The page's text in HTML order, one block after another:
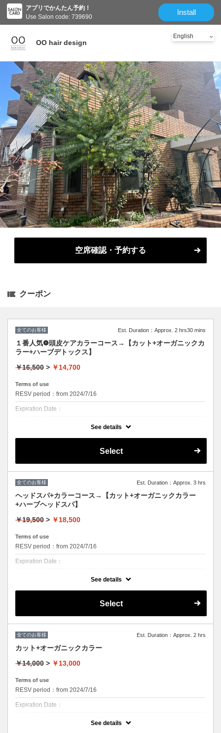
アプリでかんたん予約！
Use Salon code: 739690
Install
クーポン スタッフ Salon information Reviews
OO hair design
空席確認・予約する
クーポン
全てのお客様 Est. Duration：Approx. 2 hrs30 mins
１番人気❁頭皮ケアカラーコース→【カット+オーガニックカ
ラー+ハーブデトックス】
￥16,500 > ￥14,700
Terms of use
RESV period：from 2024/7/16
Expiration Date：
2025年9/15から上記の価格に変更となります。
9/14までは¥13700でのご提供です。
似合わせデザインカット+カラー+デトックス
当店１番人気のセットメニュー(^^)/
ハーブデトックスとは・・・ドライハーブから抽出したハーブエキスを
使用し、カラー剤やストレスによる頭皮ダメージを緩和。皮脂などによ
る毛穴のつまりを取り除き、頭皮に必要な潤いを補い、頭皮環境を整え
ます。頭皮の軽さ、根元の立ち上がりを体験してみてください。不要な
ものだけ取り除き、必要なものだけ補う不思議な力。
See details
Select
全てのお客様 Est. Duration：Approx. 3 hrs
ヘッドスパ+カラーコース→【カット+オーガニックカラー
+ハーブヘッドスパ】
￥19,500 > ￥18,500
Terms of use
RESV period：from 2024/7/16
Expiration Date：
2025年9/15から上記の価格に変更となります。
9/14までは¥17500でのご提供です。
【カット+オーガニックカラー+ハーブヘッドスパ】セットでご希望の方
＊前回のカラーメニュー施術から50日以内の方はさらに500円OFF(^^)/
クーポンについて
トメニュー
※シャンプー、ブロー込み
通常 19500円 →18500円でご提供！
＊前回のカラーメニュー施術から50日以内の方はさらに500円OFF(^^)/
ルケア。頭皮がほぐれ、髪が驚くほどつややかに。根元の立ち上がりを
癒しのハーブの香りと心地よい頭皮マッサージで、心と体に極上のひと
時を。のんび∼りしたい方、疲れがたまっているかたにオススメ！
See details
Select
全てのお客様 Est. Duration：Approx. 2 hrs
カット+オーガニックカラー
￥14,000 > ￥13,000
Terms of use
RESV period：from 2024/7/16
Expiration Date：
2025年9/15から上記の価格に変更となります。
9/14までは¥12000でのご提供です。
See details